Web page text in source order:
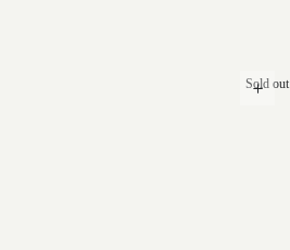
Sold out